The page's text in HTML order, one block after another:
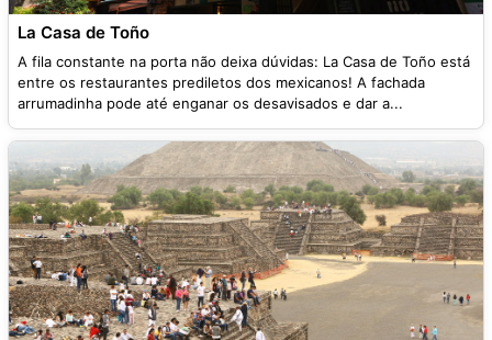
La Casa de Toño
A fila constante na porta não deixa dúvidas: La Casa de Toño está
entre os restaurantes prediletos dos mexicanos! A fachada
arrumadinha pode até enganar os desavisados e dar a...